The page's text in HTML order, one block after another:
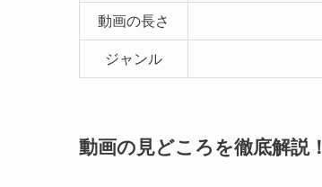
動画の長さ
ジャンル
動画の見どころを徹底解説！